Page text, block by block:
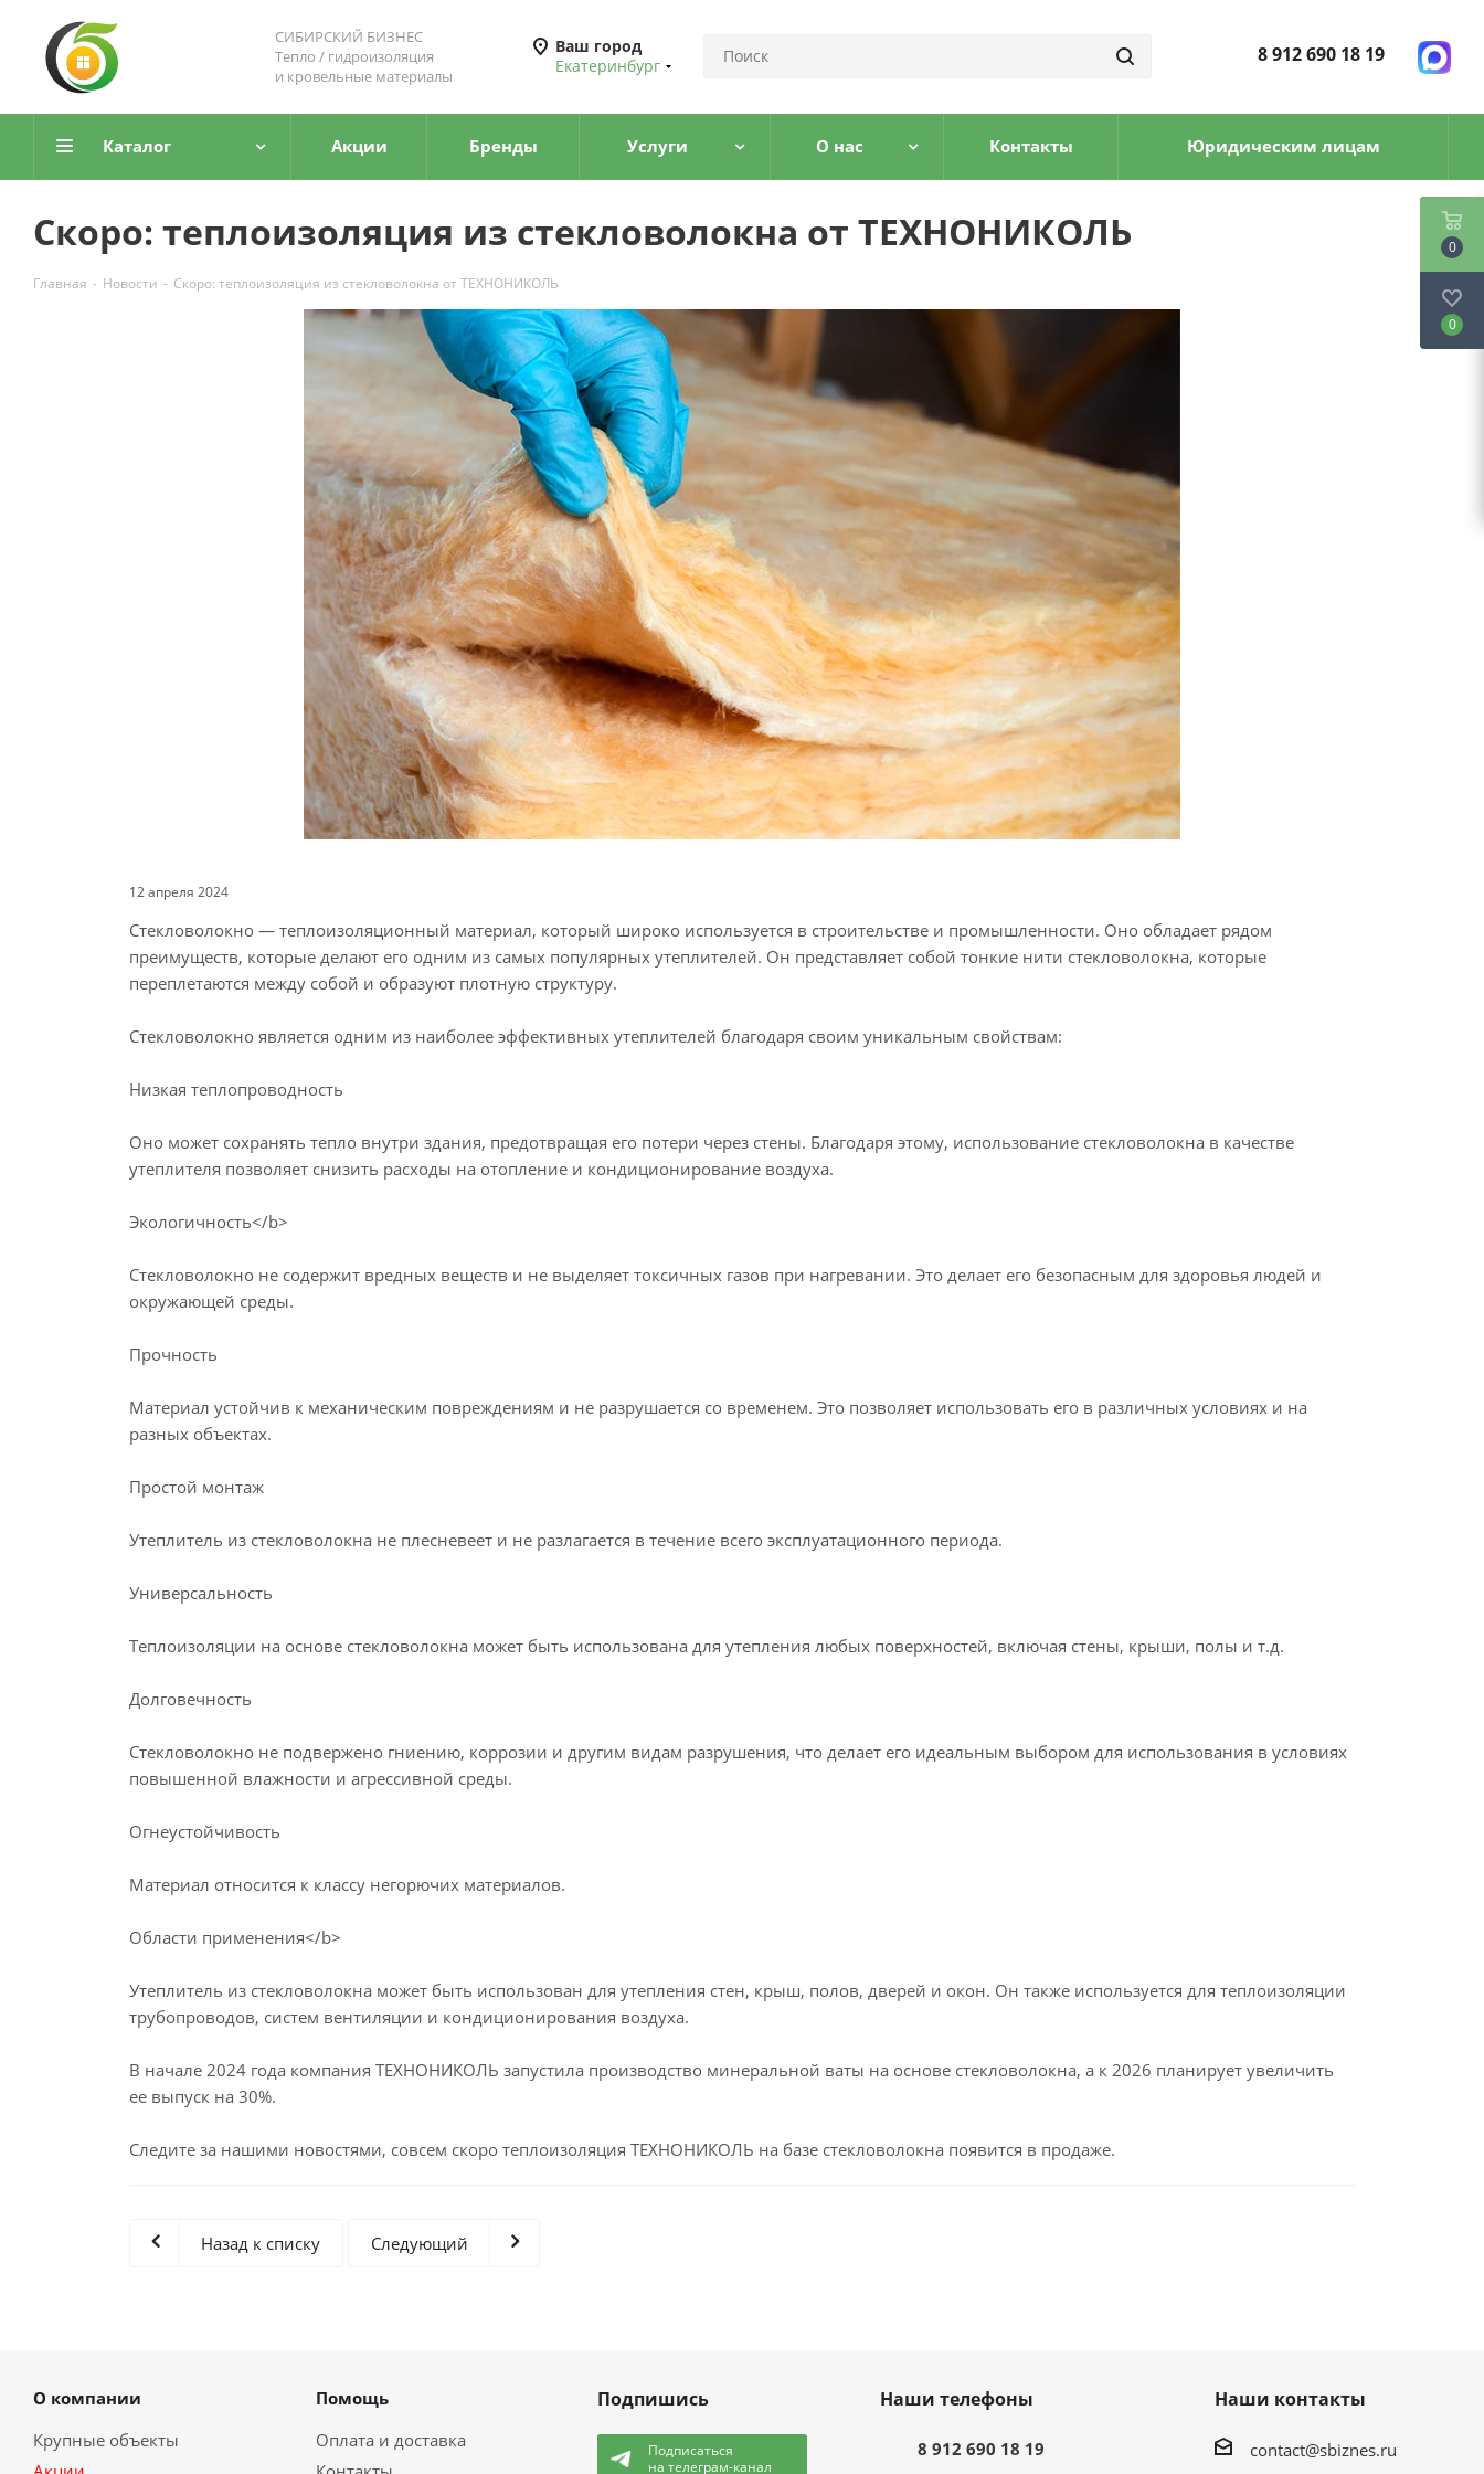
СИБИРСКИЙ БИЗНЕС
Тепло / гидроизоляция
и кровельные материалы
Ваш город
Екатеринбург
8 912 690 18 19
Каталог Акции Бренды Услуги О нас Контакты Юридическим лицам
Скоро: теплоизоляция из стекловолокна от ТЕХНОНИКОЛЬ
Главная - Новости - Скоро: теплоизоляция из стекловолокна от ТЕХНОНИКОЛЬ
12 апреля 2024
Стекловолокно — теплоизоляционный материал, который широко используется в строительстве и промышленности. Оно обладает рядом
преимуществ, которые делают его одним из самых популярных утеплителей. Он представляет собой тонкие нити стекловолокна, которые
переплетаются между собой и образуют плотную структуру.
Стекловолокно является одним из наиболее эффективных утеплителей благодаря своим уникальным свойствам:
Низкая теплопроводность
Оно может сохранять тепло внутри здания, предотвращая его потери через стены. Благодаря этому, использование стекловолокна в качестве
утеплителя позволяет снизить расходы на отопление и кондиционирование воздуха.
Экологичность</b>
Стекловолокно не содержит вредных веществ и не выделяет токсичных газов при нагревании. Это делает его безопасным для здоровья людей и
окружающей среды.
Прочность
Материал устойчив к механическим повреждениям и не разрушается со временем. Это позволяет использовать его в различных условиях и на
разных объектах.
Простой монтаж
Утеплитель из стекловолокна не плесневеет и не разлагается в течение всего эксплуатационного периода.
Универсальность
Теплоизоляции на основе стекловолокна может быть использована для утепления любых поверхностей, включая стены, крыши, полы и т.д.
Долговечность
Стекловолокно не подвержено гниению, коррозии и другим видам разрушения, что делает его идеальным выбором для использования в условиях
повышенной влажности и агрессивной среды.
Огнеустойчивость
Материал относится к классу негорючих материалов.
Области применения</b>
Утеплитель из стекловолокна может быть использован для утепления стен, крыш, полов, дверей и окон. Он также используется для теплоизоляции
трубопроводов, систем вентиляции и кондиционирования воздуха.
В начале 2024 года компания ТЕХНОНИКОЛЬ запустила производство минеральной ваты на основе стекловолокна, а к 2026 планирует увеличить
ее выпуск на 30%.
Следите за нашими новостями, совсем скоро теплоизоляция ТЕХНОНИКОЛЬ на базе стекловолокна появится в продаже.
Назад к списку Следующий
О компании
Крупные объекты
Помощь
Оплата и доставка
Подпишись
Подписаться
на телеграм-канал
Наши телефоны
8 912 690 18 19
Наши контакты
contact@sbiznes.ru
0
0